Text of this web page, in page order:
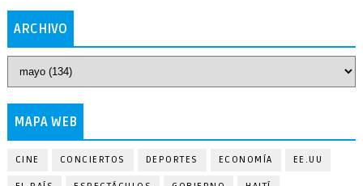
ARCHIVO
MAPA WEB
CINE CONCIERTOS DEPORTES ECONOMÍA EE.UU